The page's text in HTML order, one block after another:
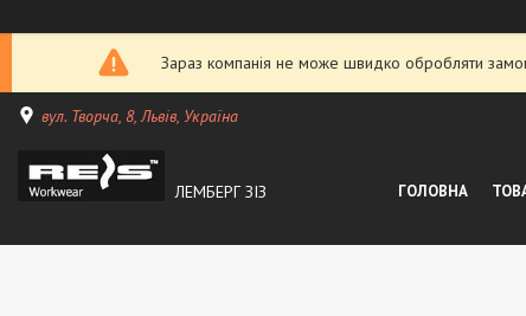
Зараз компанія не може швидко обробляти
вул. Творча, 8, Львів, Україна
ЛЕМБЕРГ ЗІЗ ГОЛОВНА